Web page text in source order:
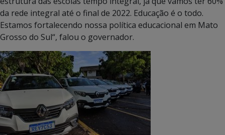
da rede integral até o final de 2022. Educação é o todo.
Estamos fortalecendo nossa política educacional em Mato
Grosso do Sul“, falou o governador.